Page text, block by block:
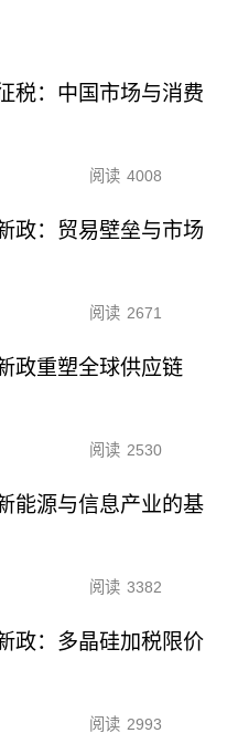
税：中国市场与消费
阅读 4008
政：贸易壁垒与市场
阅读 2671
政重塑全球供应链
阅读 2530
能源与信息产业的基
阅读 3382
政：多晶硅加税限价
阅读 2993